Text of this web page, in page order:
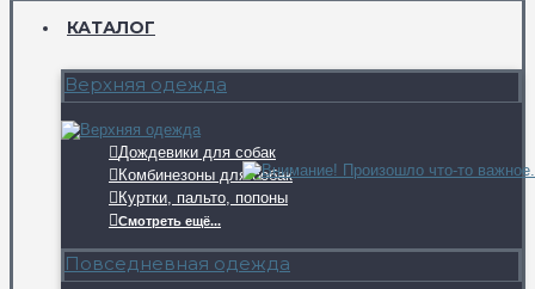
КАТАЛОГ
Верхняя одежда
Дождевики для собак
Комбинезоны для собак
Куртки, пальто, попоны
Смотреть ещё...
Повседневная одежда